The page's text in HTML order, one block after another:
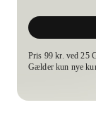
Pris 99 kr. ved 25
Gælder kun nye